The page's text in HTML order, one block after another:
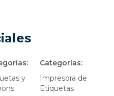
y
Categorías:
Impresora de
Etiquetas